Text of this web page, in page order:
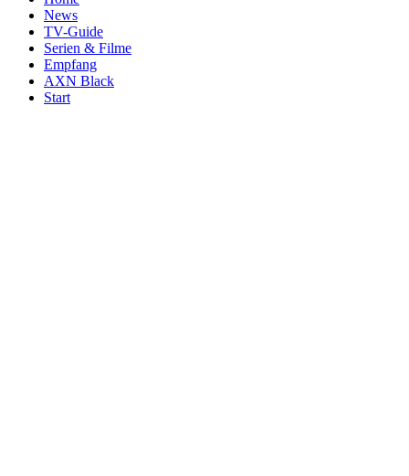
News
TV-Guide
Serien & Filme
Empfang
AXN Black
Start